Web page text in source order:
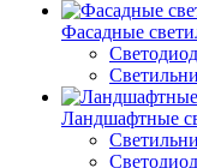
Фасадные
Ландшафтные